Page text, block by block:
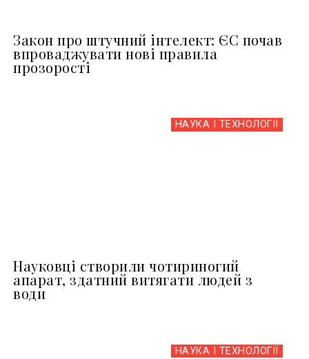
Закон про штучний інтелект: ЄС почав
впроваджувати нові правила
прозорості
НАУКА І ТЕХНОЛОГІЇ
Науковці створили чотириногий
апарат, здатний витягати людей з
води
НАУКА І ТЕХНОЛОГІЇ